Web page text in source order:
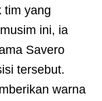
tim yang
ini, ia
Savero
tersebut.
warna